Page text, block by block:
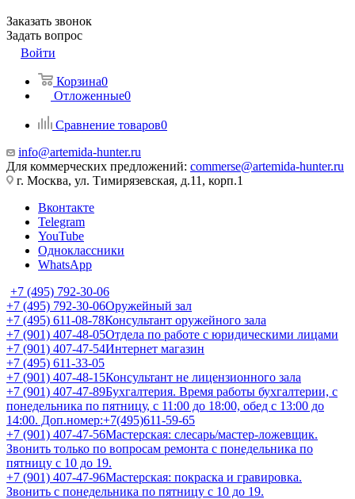
Заказать звонок
Задать вопрос
Войти
Корзина0
Отложенные0
Сравнение товаров0
info@artemida-hunter.ru
Для коммерческих предложений: commerse@artemida-hunter.ru
г. Москва, ул. Тимирязевская, д.11, корп.1
Вконтакте
Telegram
YouTube
Одноклассники
WhatsApp
+7 (495) 792-30-06
+7 (495) 792-30-06Оружейный зал
+7 (495) 611-08-78Консультант оружейного зала
+7 (901) 407-48-05Отдела по работе с юридическими лицами
+7 (901) 407-47-54Интернет магазин
+7 (495) 611-33-05
+7 (901) 407-48-15Консультант не лицензионного зала
+7 (901) 407-47-89Бухгалтерия. Время работы бухгалтерии, с
понедельника по пятницу, с 11:00 до 18:00, обед с 13:00 до
14:00. Доп.номер:+7(495)611-59-65
+7 (901) 407-47-56Мастерская: слесарь/мастер-ложевщик.
Звонить только по вопросам ремонта с понедельника по
пятницу с 10 до 19.
+7 (901) 407-47-96Мастерская: покраска и гравировка.
Звонить с понедельника по пятницу с 10 до 19.